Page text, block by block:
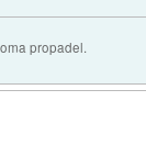
propadel.